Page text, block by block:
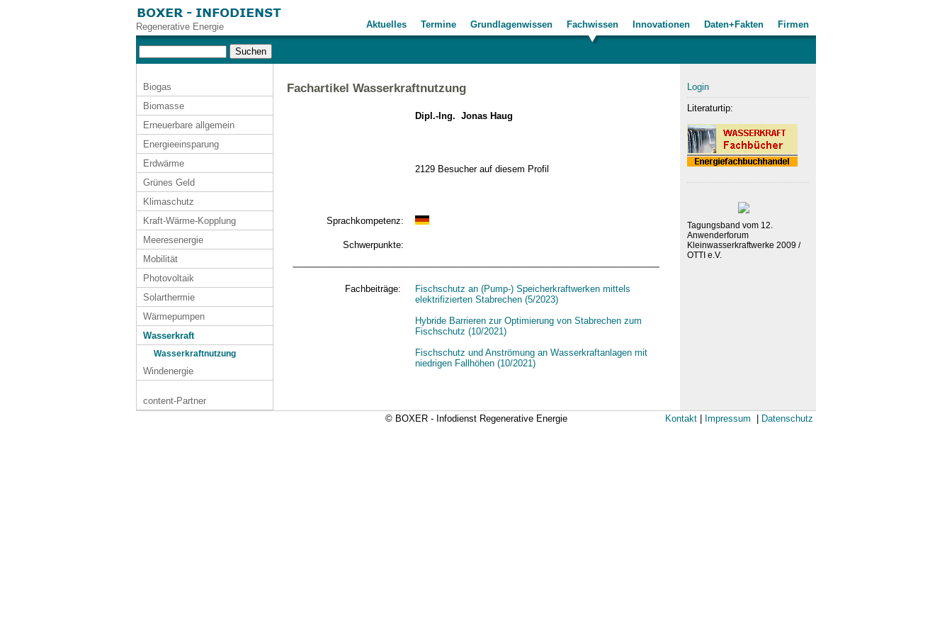
Regenerative Energie Firmen
Daten+Fakten
Innovationen
Fachwissen
Grundlagenwissen
Termine
Aktuelles
Biogas
Biomasse
Erneuerbare allgemein
Energieeinsparung
Erdwärme
Grünes Geld
Klimaschutz
Kraft-Wärme-Kopplung
Meeresenergie
Mobilität
Photovoltaik
Solarthermie
Wärmepumpen
Wasserkraft
Wasserkraftnutzung
Windenergie
content-Partner
Fachartikel Wasserkraftnutzung
Dipl.-Ing. Jonas Haug
2129 Besucher auf diesem Profil
Sprachkompetenz:
Schwerpunkte:
Fachbeiträge:
Fischschutz an (Pump-) Speicherkraftwerken mittels
elektrifizierten Stabrechen (5/2023)
Hybride Barrieren zur Optimierung von Stabrechen zum
Fischschutz (10/2021)
Fischschutz und Anströmung an Wasserkraftanlagen mit
niedrigen Fallhöhen (10/2021)
Login
Literaturtip:
Tagungsband vom 12.
Anwenderforum
Kleinwasserkraftwerke 2009 /
OTTI e.V.
© BOXER - Infodienst Regenerative Energie Datenschutz
Impressum
Kontakt